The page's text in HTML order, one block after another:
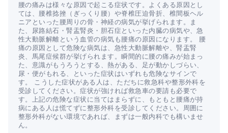
腰の痛みは様々な原因で起こる症状です。よくある原因とし
ては、腰椎捻挫（ぎっくり腰）や脊椎圧迫骨折、椎間板ヘル
ニアといった腰周りの骨・神経の病気が挙げられます。ま
た、尿路結石・腎盂腎炎・胆石症といった内臓の病気や、急
性大動脈解離という血管の病気も腰痛の原因になります。 腰
痛の原因として危険な病気は、急性大動脈解離や、腎盂腎
炎、馬尾症候群が挙げられます。瞬間的に腰の痛みが始まっ
た、意識がもうろうとする、熱がある、足が動かしづらい、
尿・便がもれる、といった症状はいずれも危険なサインで
す。 こうした症状がある人は、ただちに救急科や整形外科を
受診してください。症状が強ければ救急車の要請も必要で
す。上記の危険な症状に当てはまらずに、もともと腰痛が持
病にある人は慌てずに整形外科を受診してください。周囲に
整形外科がない環境であれば、まずは一般内科でも構いませ
ん。